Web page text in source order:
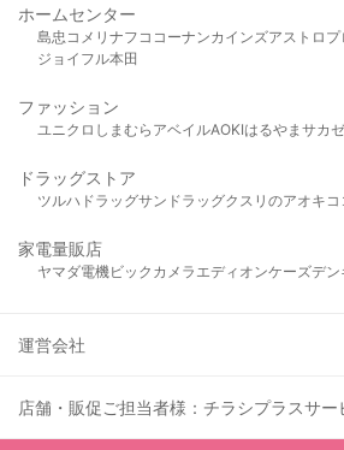
ホームセンター
島忠 コメリ ナフコ コーナンカインズアストロ
ジョイフル本田
ファッション
ユニクロ しまむら アベイルAOKIはるやま サカ
ドラッグストア
ツルハドラッグサンドラッグクスリのアオキ
家電量販店
ヤマダ電機ビックカメラ エディオンケーズデン
運営会社
店舗・販促ご担当者様：チラシプラスサー